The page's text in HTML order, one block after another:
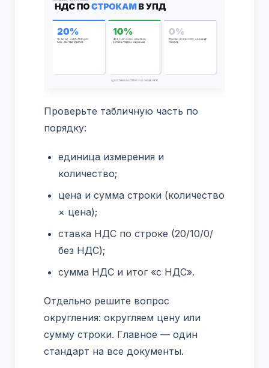
Проверьте табличную часть по
порядку:
единица измерения и
количество;
цена и сумма строки (количество
× цена);
ставка НДС по строке (20/10/0/
без НДС);
сумма НДС и итог «с НДС».
Отдельно решите вопрос
округления: округляем цену или
сумму строки. Главное — один
стандарт на все документы.